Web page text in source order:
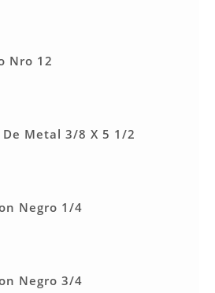
Nro 12
Metal 3/8 X 5 1/2
Negro 1/4
Negro 3/4